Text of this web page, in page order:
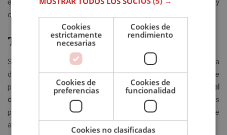
estar presentes como objetivos. El enfoque es diverso tal y
como te aclaramos en los siguientes apartados.
Terapia conductual
Se basa en exponer al paciente a su conducta de manera
directa. Es entonces cuando se le dan algunas claves para que
pueda comportarse de forma distinta. La meta es
cambiar el
concepto de ideas negativas
al respecto por otras más
positivas. Si el paciente acude acompañado de su pareja o de
algún familiar, mejor.
Cookies
estrictamente
necesarias
Cookies de
rendimiento
Cookies de
preferencias
Cookies de
funcionalidad
Cookies no clasificadas